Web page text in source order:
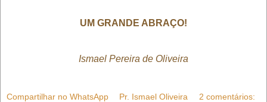
UM GRANDE ABRAÇO!
Ismael Pereira de Oliveira
Compartilhar no WhatsApp Pr. Ismael Oliveira 2 comentários: